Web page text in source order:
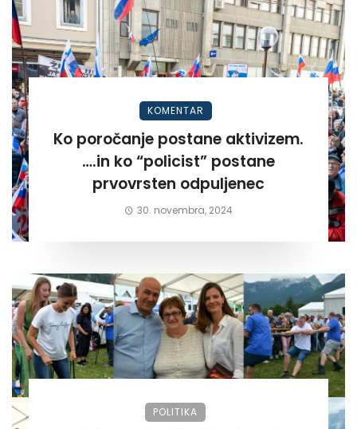
KOMENTAR
Ko poročanje postane aktivizem.
….in ko “policist” postane
prvovrsten odpuljenec
30. novembra, 2024
POLITIKA